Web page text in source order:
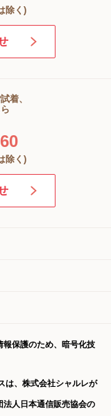
除く)
着、
除く)
報保護のため、暗号化技
は、株式会社シャルレが
人日本通信販売協会の